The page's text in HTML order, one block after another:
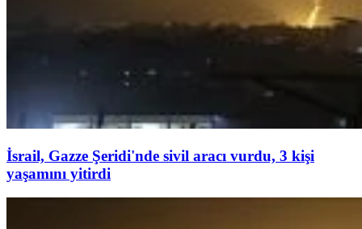
İsrail, Gazze Şeridi'nde sivil aracı vurdu, 3 kişi
yaşamını yitirdi